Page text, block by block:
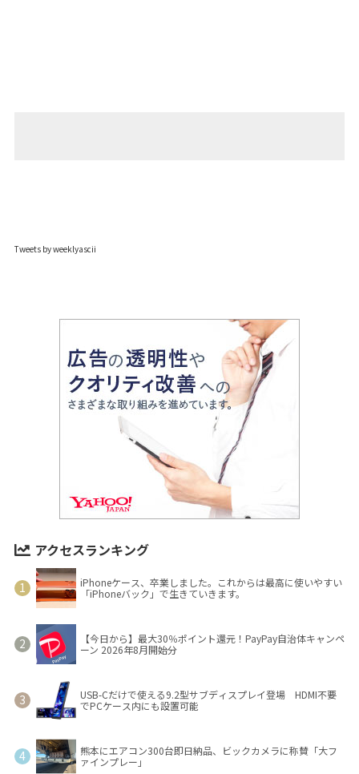
Tweets by weeklyascii
アクセスランキング
iPhoneケース、卒業しました。これからは最高に使いやすい
「iPhoneバック」で生きていきます。
【今日から】最大30％ポイント還元！PayPay自治体キャンペ
ーン 2026年8月開始分
USB-Cだけで使える9.2型サブディスプレイ登場 HDMI不要
でPCケース内にも設置可能
熊本にエアコン300台即日納品、ビックカメラに称賛「大フ
ァインプレー」